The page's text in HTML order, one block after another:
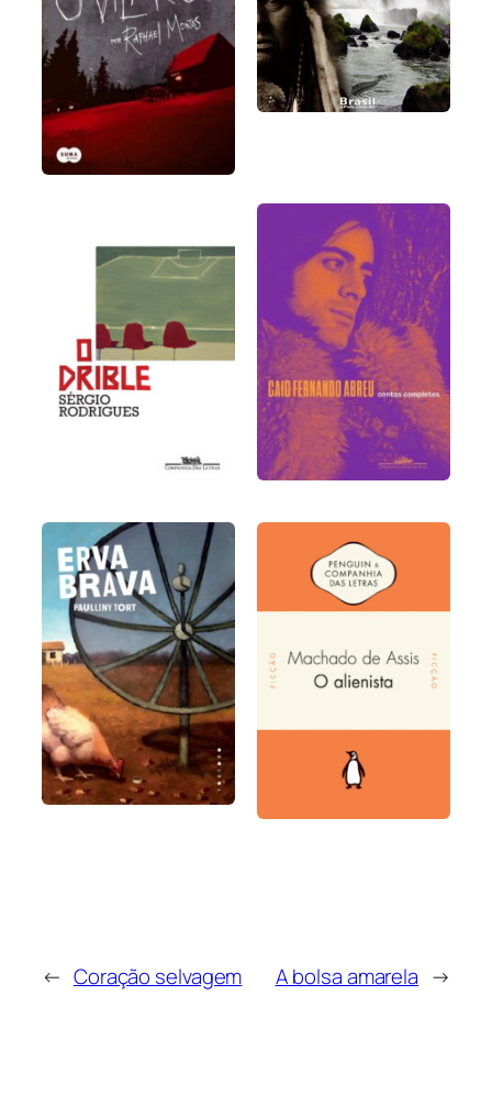
← Coração selvagem A bolsa amarela →